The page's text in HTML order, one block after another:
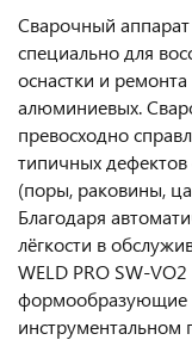
Сварочный
специально для
оснастки и
алюминиевых.
превосходно
типичных
(поры, раковины,
Благодаря
лёгкости в
WELD PRO SW-
формообразующие
инструментальном